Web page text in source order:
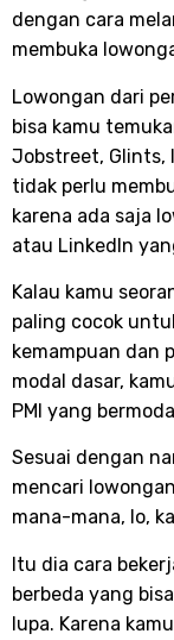
dengan cara
membuka
Lowongan dari
bisa kamu
Jobstreet, Glints,
tidak perlu
karena ada saja
atau LinkedIn
Kalau kamu
paling cocok
kemampuan dan
modal dasar,
PMI yang
Sesuai dengan
mencari
mana-mana, lo,
Itu dia cara
berbeda yang
lupa. Karena